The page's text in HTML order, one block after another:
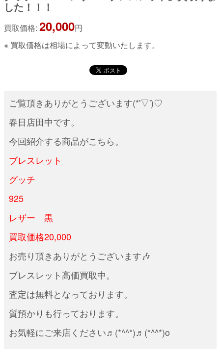
した！！！
買取価格: 20,000円
※ 買取価格は相場によって変動いたします。
ご覧頂きありがとうございます(*'▽')♡
春日店田中です。
今回紹介する商品がこちら。
ブレスレット
グッチ
925
レザー 黒
買取価格20,000
お売り頂きありがとうございます🎶
ブレスレット高価買取中。
査定は無料となっております。
質預かりも行っております。
お気軽にご来店ください♬(*^^*)♬(*^^*)o